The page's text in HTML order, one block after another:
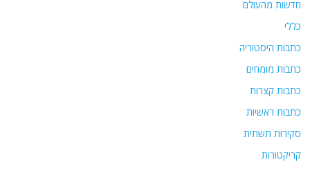
חדשות מהעולם
כללי
כתבות היסטוריה
כתבות מומחים
כתבות קצרות
כתבות ראשיות
סקירות תשתית
קריקטורות